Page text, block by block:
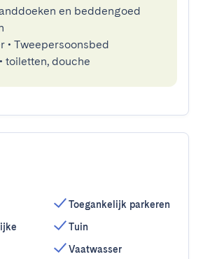
en beddengoed
• Tweepersoonsbed
• toiletten, douche
Toegankelijk parkeren
Tuin
Vaatwasser